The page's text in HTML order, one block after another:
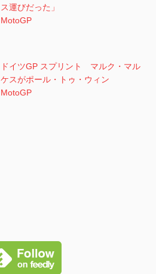
ス運びだった」
MotoGP
ドイツGP スプリント マルク・マル
ケスがポール・トゥ・ウィン
MotoGP